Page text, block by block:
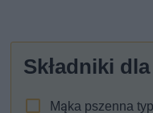
Składniki dla
Mąka pszenna